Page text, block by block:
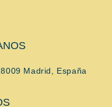
Madrid, España